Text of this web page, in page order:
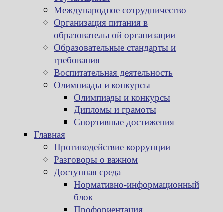
Международное сотрудничество
Организация питания в
образовательной организации
Образовательные стандарты и
требования
Воспитательная деятельность
Олимпиады и конкурсы
Олимпиады и конкурсы
Дипломы и грамоты
Спортивные достижения
Главная
Противодействие коррупции
Разговоры о важном
Доступная среда
Нормативно-информационный
блок
Профориентация